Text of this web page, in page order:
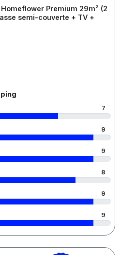
Premium 29m² (2
semi-couverte + TV +
7
9
9
8
9
9